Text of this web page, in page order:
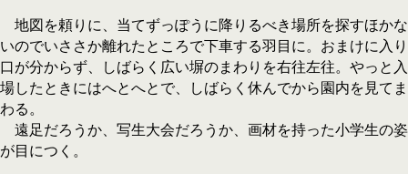
地図を頼りに、当てずっぽうに降りるべき場所を探すほかな
いのでいささか離れたところで下車する羽目に。おまけに入り
口が分からず、しばらく広い塀のまわりを右往左往。やっと入
場したときにはへとへとで、しばらく休んでから園内を見てま
わる。
遠足だろうか、写生大会だろうか、画材を持った小学生の姿
が目につく。